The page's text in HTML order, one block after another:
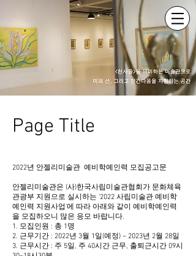
Page Title
2022년 안젤리미술관 예비학예인력 모집공고문
안젤리미술관은 (사)한국사립미술관협회가 문화체육
관광부 지원으로 실시하는 ‘2022 사립미술관 예비학
예인력 지원사업’에 따라 아래와 같이 예비학예인력
을 모집하오니 많은 응모 바랍니다.
1. 모집인원 : 총 1명
2. 근무기간 : 2022년 3월 1일(예정) ~ 2023년 2월 28일
3. 근무시간 : 주 5일, 주 40시간 근무, 출퇴근시간 09시